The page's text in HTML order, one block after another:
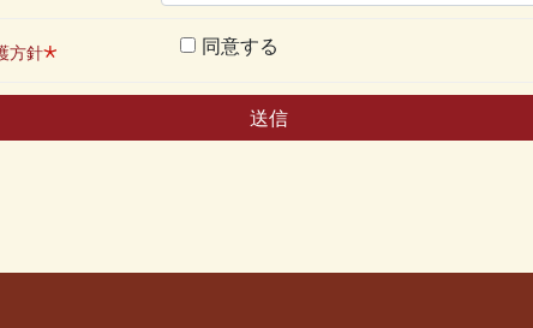
方針⋆ 同意する